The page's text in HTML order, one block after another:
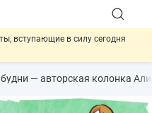
вступающие в силу сегодня
опасных товаров через
— авторская колонка